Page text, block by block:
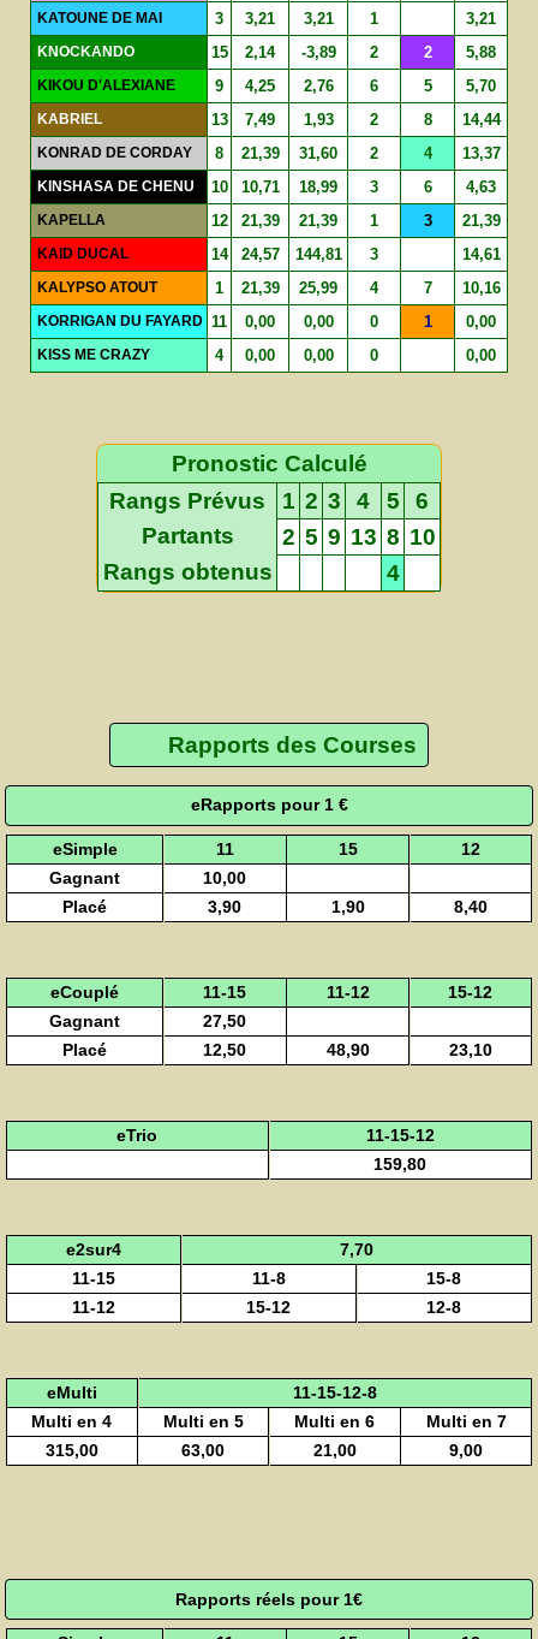
KATOUNE DE MAI 3 3,21 3,21 1 3,21
KNOCKANDO 15 2,14 -3,89 2 2 5,88
KIKOU D'ALEXIANE 9 4,25 2,76 6 5 5,70
KABRIEL 13 7,49 1,93 2 8 14,44
KONRAD DE CORDAY 8 21,39 31,60 2 4 13,37
KINSHASA DE CHENU 10 10,71 18,99 3 6 4,63
KAPELLA 12 21,39 21,39 1 3 21,39
KAID DUCAL 14 24,57 144,81 3 14,61
KALYPSO ATOUT 1 21,39 25,99 4 7 10,16
KORRIGAN DU FAYARD 11 0,00 0,00 0 1 0,00
KISS ME CRAZY 4 0,00 0,00 0 0,00
Pronostic Calculé
Rangs Prévus
1 2 3 4 5
6
Partants
2 5 9 13 8 10
Rangs obtenus
4
Rapports des Courses
eRapports pour 1 €
eSimple 11 15
12
Gagnant
10,00
Placé
3,90 1,90 8,40
eCouplé 11-15 11-12
15-12
Gagnant
27,50
Placé
12,50 48,90 23,10
eTrio
11-15-12
159,80
e2sur4
7,70
11-15
11-8
15-8
11-12
15-12 12-8
eMulti
11-15-12-8
Multi en 4
Multi en 5 Multi en 6
Multi en 7
315,00
63,00 21,00 9,00
Rapports réels pour 1€